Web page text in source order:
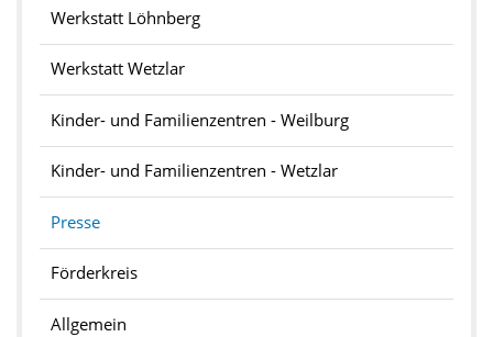
Werkstatt Löhnberg
Werkstatt Wetzlar
Kinder- und Familienzentren - Weilburg
Kinder- und Familienzentren - Wetzlar
Presse
Förderkreis
Allgemein